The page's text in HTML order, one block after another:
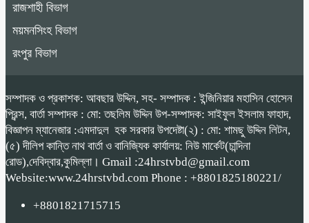
রাজশাহী বিভাগ
ময়মনসিংহ বিভাগ
রংপুর বিভাগ
সম্পাদক ও প্রকাশক: আবছার উদ্দিন, সহ- সম্পাদক : ইন্জিনিয়ার মহাসিন হোসেন
প্রিন্স, বার্তা সম্পাদক : মো: তছলিম উদ্দিন উপ-সম্পাদক: সাইফুল ইসলাম ফাহাদ,
বিজ্ঞাপন ম্যানেজার :এমদাদুল হক সরকার উপদেষ্টা(২) : মো: শামছু উদ্দিন লিটন,
(৫) দীলিপ কান্তি নাথ বার্তা ও বানিজ্যিক কার্যালয়: নিউ মার্কেট(চান্দিনা
রোড),দেবিদ্বার,কুমিল্লা। Gmail :24hrstvbd@gmail.com
Website:www.24hrstvbd.com Phone : +8801825180221/
+8801821715715